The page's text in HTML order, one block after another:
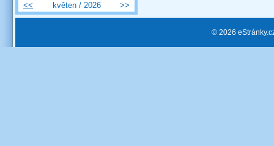
<<
květen / 2026 >>
© 2026